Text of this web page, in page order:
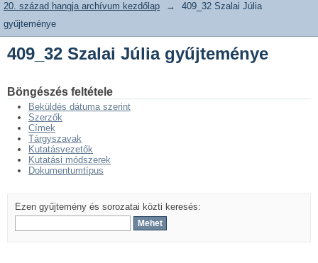
20. század hangja archívum kezdőlap →
409_32 Szalai Júlia
gyűjteménye
409_32 Szalai Júlia gyűjteménye
Böngészés feltétele
Beküldés dátuma szerint
Szerzők
Címek
Tárgyszavak
Kutatásvezetők
Kutatási módszerek
Dokumentumtípus
Ezen gyűjtemény és sorozatai közti keresés: